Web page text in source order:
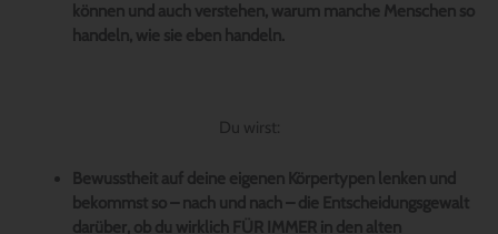
können und auch verstehen, warum manche Menschen so
handeln, wie sie eben handeln.
Du wirst:
Bewusstheit auf deine eigenen Körpertypen lenken und
bekommst so – nach und nach – die Entscheidungsgewalt
darüber, ob du wirklich FÜR IMMER in den alten